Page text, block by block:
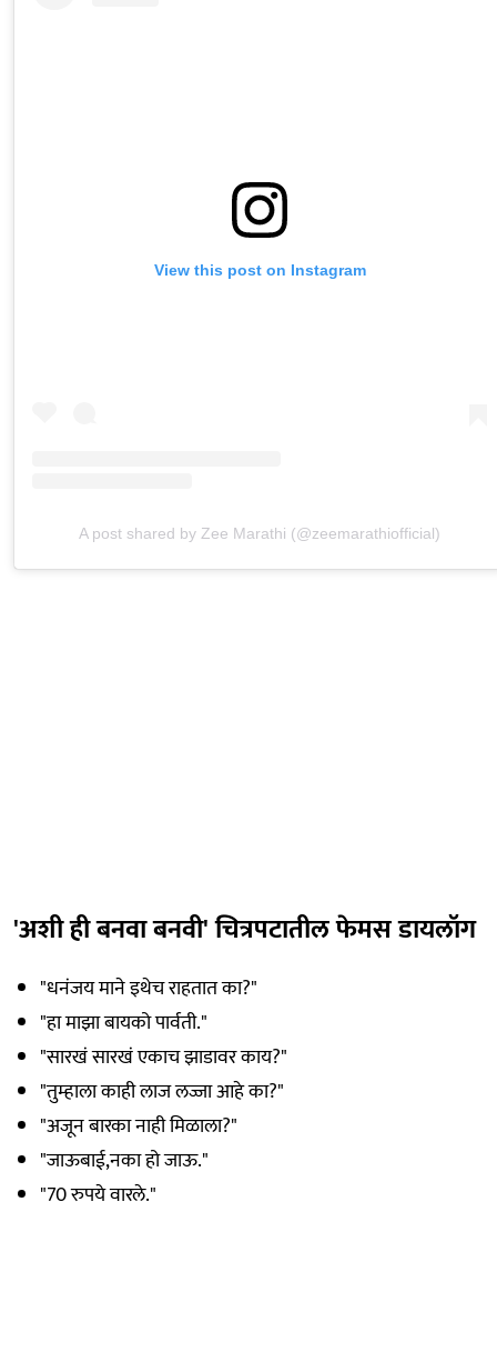
View this post on Instagram
A post shared by Zee Marathi (@zeemarathiofficial)
'अशी ही बनवा बनवी' चित्रपटातील फेमस डायलॉग
"धनंजय माने इथेच राहतात का?"
"हा माझा बायको पार्वती."
"सारखं सारखं एकाच झाडावर काय?"
"तुम्हाला काही लाज लज्जा आहे का?"
"अजून बारका नाही मिळाला?"
"जाऊबाई,नका हो जाऊ."
"70 रुपये वारले."